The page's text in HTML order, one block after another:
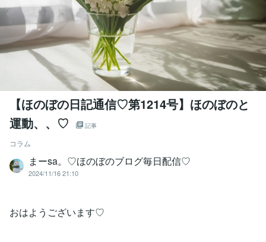
【ほのぼの日記通信♡第1214号】ほのぼのと
運動、、♡
記事
コラム
まーsa。♡ほのぼのブログ毎日配信♡
2024/11/16 21:10
おはようございます♡